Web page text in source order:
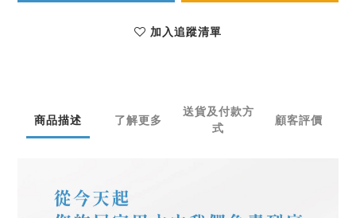
加入追蹤清單
商品描述 了解更多
送貨及付款方
式
顧客評價